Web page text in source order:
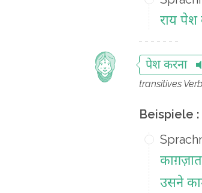
राय पेश
पेश करना
transitives Verb
Beispiele :
उसने